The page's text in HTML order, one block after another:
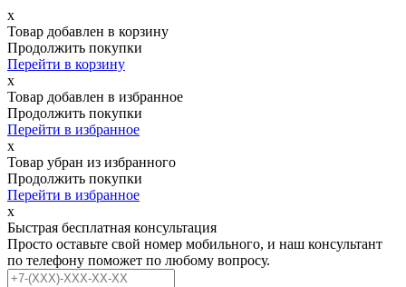
х
Товар добавлен в корзину
Продолжить покупки
Перейти в корзину
х
Товар добавлен в избранное
Продолжить покупки
Перейти в избранное
х
Товар убран из избранного
Продолжить покупки
Перейти в избранное
х
Быстрая бесплатная консультация
Просто оставьте свой номер мобильного, и наш консультант
по телефону поможет по любому вопросу.